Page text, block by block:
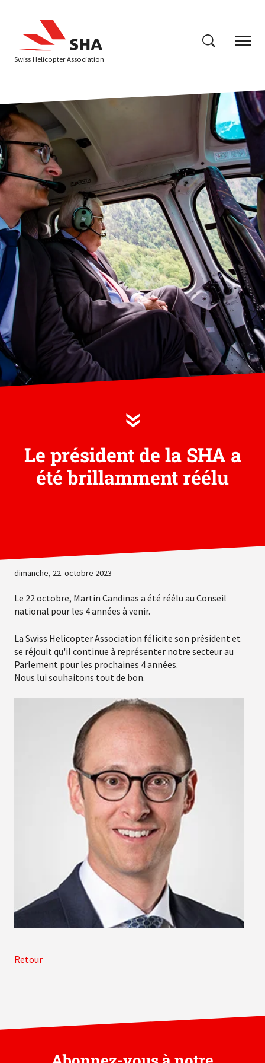
Swiss Helicopter Association
»
Le président de la SHA a
été brillamment réélu
dimanche, 22. octobre 2023
Le 22 octobre, Martin Candinas a été réélu au Conseil
national pour les 4 années à venir.
La Swiss Helicopter Association félicite son président et
se réjouit qu'il continue à représenter notre secteur au
Parlement pour les prochaines 4 années.
Nous lui souhaitons tout de bon.
Retour